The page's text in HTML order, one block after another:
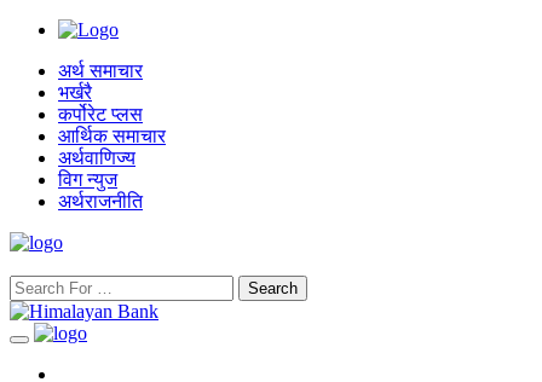
अर्थ समाचार
भर्खरै
कर्पोरेट प्लस
आर्थिक समाचार
अर्थवाणिज्य
विग न्युज
अर्थराजनीति
Search